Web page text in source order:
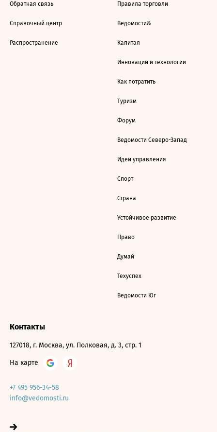
Обратная связь
Справочный центр
Распространение
Правила торговли
Ведомости&
Капитал
Инновации и технологии
Как потратить
Туризм
Форум
Ведомости Северо-Запад
Идеи управления
Спорт
Страна
Устойчивое развитие
Право
Думай
Техуспех
Ведомости Юг
Контакты
127018, г. Москва, ул. Полковая, д. 3, стр. 1
На карте
+7 495 956-34-58
info@vedomosti.ru